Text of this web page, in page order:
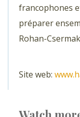
francophones
préparer
Rohan-Csermak
Site web: